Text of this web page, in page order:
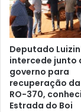
Deputado
intercede junto
governo para
recuperação
RO-370,
Estrada do Boi